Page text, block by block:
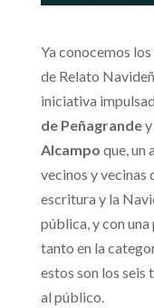
Ya conocemos
de Relato
iniciativa
de Peñagrandey
Alcampo que, un
vecinos y vecinas
escritura y la
pública, y con
tanto en la
estos son los seis
al público.